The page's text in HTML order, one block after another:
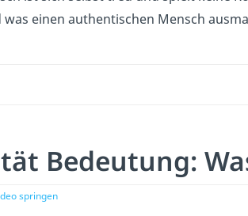
einen authentischen Mensch
Bedeutung:
springen